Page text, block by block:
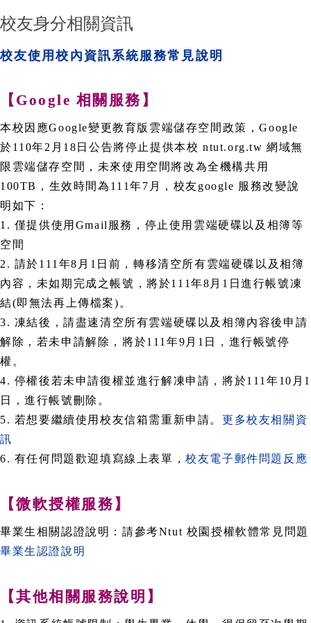
校友身分相關資訊
校友使用校內資訊系統服務常見說明
【Google 相關服務】
本校因應Google變更教育版雲端儲存空間政策，Google
於110年2月18日公告將停止提供本校 ntut.org.tw 網域無
限雲端儲存空間，未來使用空間將改為全機構共用
100TB，生效時間為111年7月，校友google 服務改變說
明如下：
1. 僅提供使用Gmail服務，停止使用雲端硬碟以及相簿等
空間
2. 請於111年8月1日前，轉移清空所有雲端硬碟以及相簿
內容，未如期完成之帳號，將於111年8月1日進行帳號凍
結(即無法再上傳檔案)。
3. 凍結後，請盡速清空所有雲端硬碟以及相簿內容後申請
解除，若未申請解除，將於111年9月1日，進行帳號停
權。
4. 停權後若未申請復權並進行解凍申請，將於111年10月1
日，進行帳號刪除。
5. 若想要繼續使用校友信箱需重新申請。更多校友相關資
訊
6. 有任何問題歡迎填寫線上表單，校友電子郵件問題反應
【微軟授權服務】
畢業生相關認證說明：請參考Ntut 校園授權軟體常見問題
畢業生認證說明
【其他相關服務說明】